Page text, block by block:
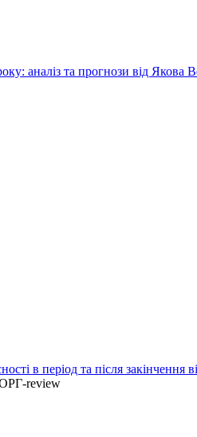
аналіз та прогнози від Якова
в період та після закінчення
review